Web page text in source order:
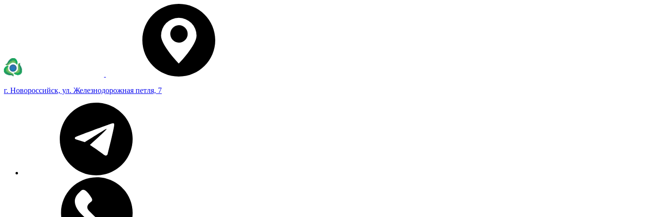
г. Новороссийск, ул. Железнодорожная петля, 7